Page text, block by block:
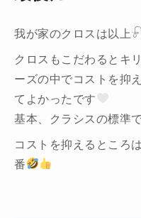
我が家のクロスは以上
クロスもこだわるとキ
ーズの中でコストを抑
てよかったです
基本、クラシスの標準
コストを抑えるところ
番